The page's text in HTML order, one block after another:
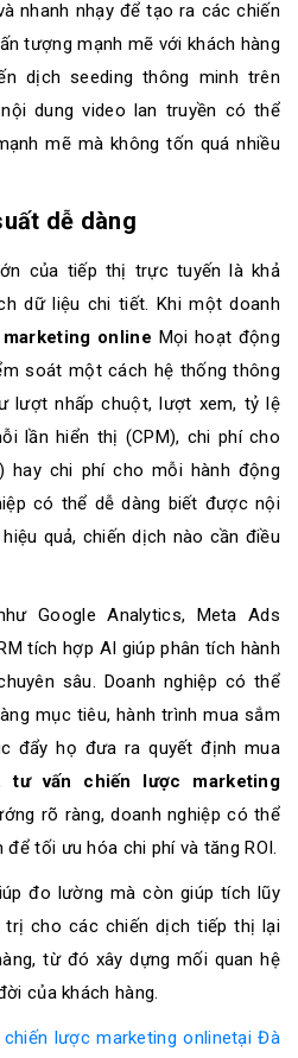
nhanh nhạy để tạo ra các chiến
tượng mạnh mẽ với khách hàng
dịch seeding thông minh trên
dung video lan truyền có thể
mẽ mà không tốn quá nhiều
dễ dàng
của tiếp thị trực tuyến là khả
dữ liệu chi tiết. Khi một doanh
online Mọi hoạt động
soát một cách hệ thống thông
lượt nhấp chuột, lượt xem, tỷ lệ
lần hiển thị (CPM), chi phí cho
hay chi phí cho mỗi hành động
có thể dễ dàng biết được nội
quả, chiến dịch nào cần điều
Google Analytics, Meta Ads
tích hợp AI giúp phân tích hành
sâu. Doanh nghiệp có thể
mục tiêu, hành trình mua sắm
đẩy họ đưa ra quyết định mua
tư vấn chiến lược marketing
rõ ràng, doanh nghiệp có thể
tối ưu hóa chi phí và tăng ROI.
đo lường mà còn giúp tích lũy
trị cho các chiến dịch tiếp thị lại
từ đó xây dựng mối quan hệ
của khách hàng.
lược marketing onlinetại Đà